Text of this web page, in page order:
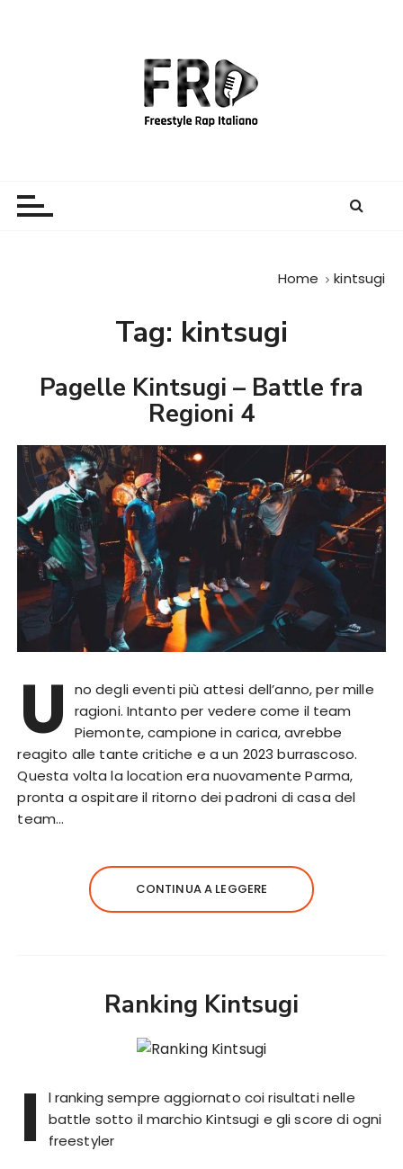
Home kintsugi
Tag: kintsugi
Pagelle Kintsugi – Battle fra
Regioni 4
U
no degli eventi più attesi dell’anno, per mille
ragioni. Intanto per vedere come il team
Piemonte, campione in carica, avrebbe
reagito alle tante critiche e a un 2023 burrascoso.
Questa volta la location era nuovamente Parma,
pronta a ospitare il ritorno dei padroni di casa del
team…
CONTINUA A LEGGERE
Ranking Kintsugi
I
l ranking sempre aggiornato coi risultati nelle
battle sotto il marchio Kintsugi e gli score di ogni
freestyler